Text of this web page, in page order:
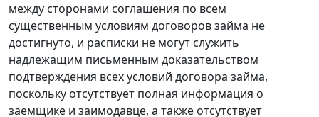
между сторонами соглашения по всем
существенным условиям договоров займа не
достигнуто, и расписки не могут служить
надлежащим письменным доказательством
подтверждения всех условий договора займа,
поскольку отсутствует полная информация о
заемщике и заимодавце, а также отсутствует